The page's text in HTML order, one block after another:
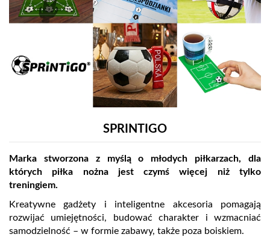
SPRINTIGO
Marka stworzona z myślą o młodych piłkarzach, dla
których piłka nożna jest czymś więcej niż tylko
treningiem.
Kreatywne gadżety i inteligentne akcesoria pomagają
rozwijać umiejętności, budować charakter i wzmacniać
samodzielność – w formie zabawy, także poza boiskiem.